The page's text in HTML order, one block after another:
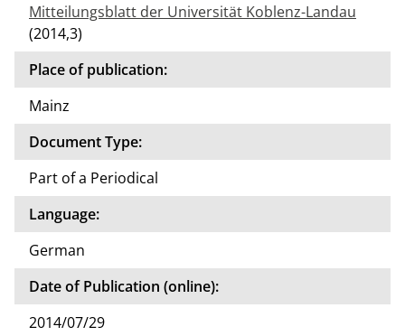
Mitteilungsblatt der Universität Koblenz-Landau
(2014,3)
Place of publication:
Mainz
Document Type:
Part of a Periodical
Language:
German
Date of Publication (online):
2014/07/29